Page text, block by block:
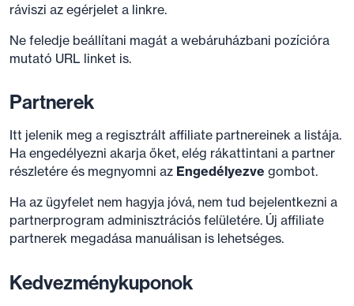
ráviszi az egérjelet a linkre.
Ne feledje beállítani magát a webáruházbani pozícióra
mutató URL linket is.
Partnerek
Itt jelenik meg a regisztrált affiliate partnereinek a listája.
Ha engedélyezni akarja őket, elég rákattintani a partner
részletére és megnyomni az Engedélyezve gombot.
Ha az ügyfelet nem hagyja jóvá, nem tud bejelentkezni a
partnerprogram adminisztrációs felületére. Új affiliate
partnerek megadása manuálisan is lehetséges.
Kedvezménykuponok